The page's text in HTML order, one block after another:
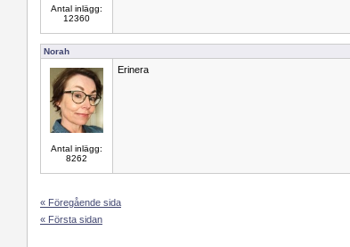
Antal inlägg:
12360
Norah
Antal inlägg:
8262
Erinera
« Föregående sida
« Första sidan